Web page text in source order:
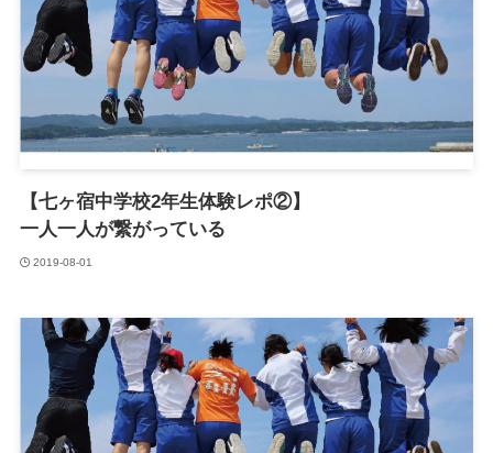
【七ヶ宿中学校2年生体験レポ②】
一人一人が繋がっている
2019-08-01